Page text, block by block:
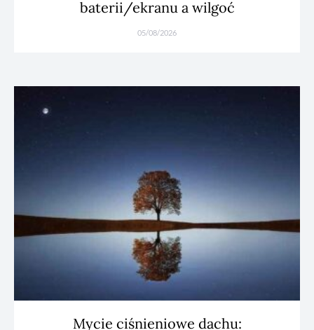
baterii/ekranu a wilgoć
05/08/2026
Mycie ciśnieniowe dachu: